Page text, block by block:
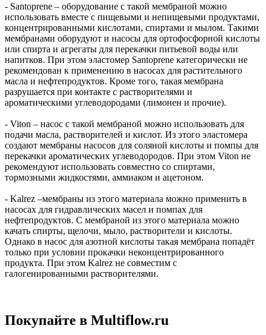
- Santoprene – оборудование с такой мембраной можно
использовать вместе с пищевыми и непищевыми продуктами,
концентрированными кислотами, спиртами и мылом. Такими
мембранами оборудуют и насосы для ортофосфорной кислоты
или спирта и агрегаты для перекачки питьевой воды или
напитков. При этом эластомер Santoprene категорически не
рекомендован к применению в насосах для растительного
масла и нефтепродуктов. Кроме того, такая мембрана
разрушается при контакте с растворителями и
ароматическими углеводородами (лимонен и прочие).
- Viton – насос с такой мембраной можно использовать для
подачи масла, растворителей и кислот. Из этого эластомера
создают мембраны насосов для соляной кислоты и помпы для
перекачки ароматических углеводородов. При этом Viton не
рекомендуют использовать совместно со спиртами,
тормозными жидкостями, аммиаком и ацетоном.
- Kalrez –мембраны из этого материала можно применить в
насосах для гидравлических масел и помпах для
нефтепродуктов. С мембраной из этого материала можно
качать спирты, щелочи, мыло, растворители и кислоты.
Однако в насос для азотной кислоты такая мембрана попадёт
только при условии прокачки неконцентрированного
продукта. При этом Kalrez не совместим с
галогенированными растворителями.
Покупайте в Multiflow.ru